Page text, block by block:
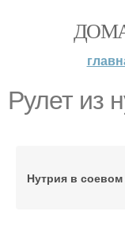
Рулет из
Нутрия в соевом